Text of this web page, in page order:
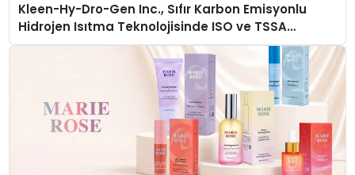
Kleen-Hy-Dro-Gen Inc., Sıfır Karbon Emisyonlu
Hidrojen Isıtma Teknolojisinde ISO ve TSSA
Düzenleyici Onaylarını Aldı